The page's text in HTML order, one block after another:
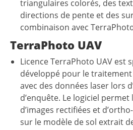
triangulaires colorés, des
directions de pente et des
combinaison avec
TerraPhoto UAV
Licence TerraPhoto UAV est
développé pour le traitement
avec des données laser lors
d’enquête. Le logiciel
d’images rectifiées et
sur le modèle de sol extrait